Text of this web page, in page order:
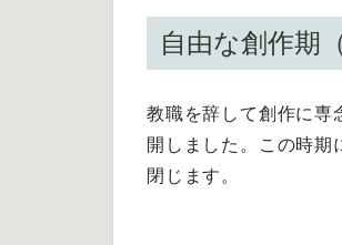
自由な創作期
教職を辞して創作に専
開しました。この時
閉じます。